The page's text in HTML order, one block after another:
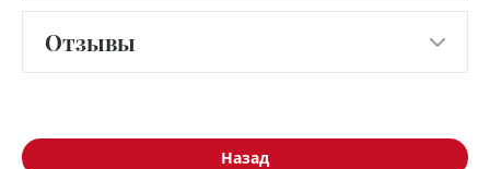
Отзывы
Назад